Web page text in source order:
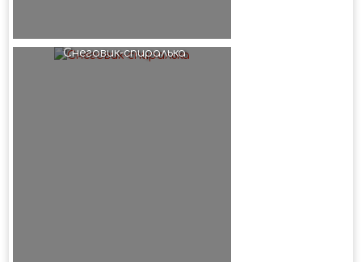
Снеговик-спиралька